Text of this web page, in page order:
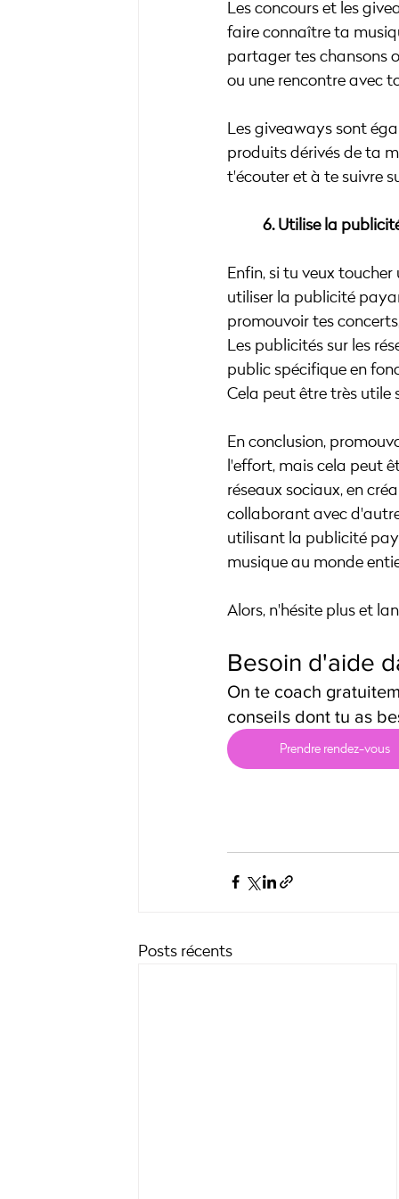
Les concours et les
faire connaître ta
partager tes chansons
ou une rencontre avec
Les giveaways sont
produits dérivés de ta
t'écouter et à te suivre
6. Utilise la
Enfin, si tu veux
utiliser la publicité
promouvoir tes
Les publicités sur les
public spécifique en
Cela peut être très utile
En conclusion,
l'effort, mais cela peut
réseaux sociaux, en
collaborant avec
utilisant la publicité
musique au monde
Alors, n'hésite plus et
Besoin d'aide
On te coach
conseils dont tu as
Prendre rendez-vous
Posts récents